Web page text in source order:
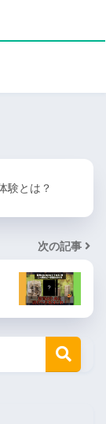
験とは？
次の記事